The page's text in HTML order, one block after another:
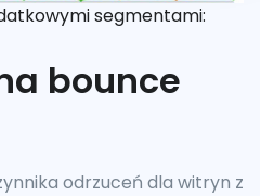
segmentami:
bounce
odrzuceń dla witryn z